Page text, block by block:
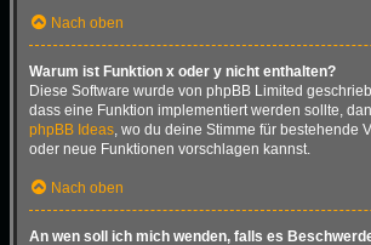
Nach oben
Warum ist Funktion x oder y nicht enthalten?
Diese Software wurde von phpBB Limited
dass eine Funktion implementiert werden sollte,
phpBB Ideas , wo du deine Stimme für bestehende
oder neue Funktionen vorschlagen kannst.
Nach oben
An wen soll ich mich wenden, falls es